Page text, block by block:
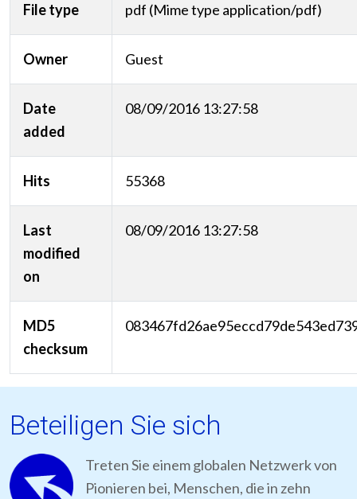
File type pdf (Mime type application/pdf)
Owner Guest
Date
added
08/09/2016 13:27:58
Hits 55368
Last
modified
on
08/09/2016 13:27:58
MD5
checksum
Beteiligen Sie sich
Treten Sie einem globalen Netzwerk von
Pionieren bei, Menschen, die in zehn